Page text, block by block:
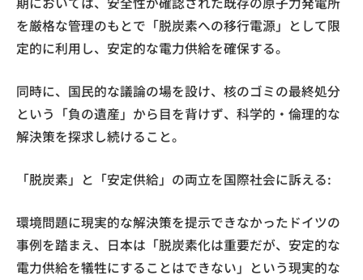
を厳格な管理のもとで「脱炭素への移行電源」として限
定的に利用し、安定的な電力供給を確保する。
同時に、国民的な議論の場を設け、核のゴミの最終処分
という「負の遺産」から目を背けず、科学的・倫理的な
解決策を探求し続けること。
「脱炭素」と「安定供給」の両立を国際社会に訴える:
環境問題に現実的な解決策を提示できなかったドイツの
事例を踏まえ、日本は「脱炭素化は重要だが、安定的な
電力供給を犠牲にすることはできない」という現実的な